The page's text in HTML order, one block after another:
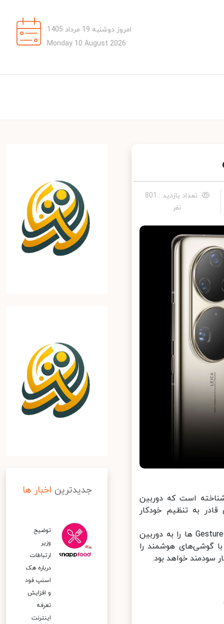
امروز دوشنبه 19 مرداد 1405
Monday 10 August 2026
تعداد بازدید : 801
نفر
است که دوربین
به تنظیم خودکار
پتنت موردبحث فناوری جدید هواوی را توصیف می‌کند که امکان تشخیص Gesture ها را به دوربین
گوشی‌های هوشمند را
خواهد بود.
جدیدترین اخبار ها
توضیح
وزیر
ارتباطات
درباره هک
اسنپ‌ فود
و افزایش
تعرفه
اینترنت